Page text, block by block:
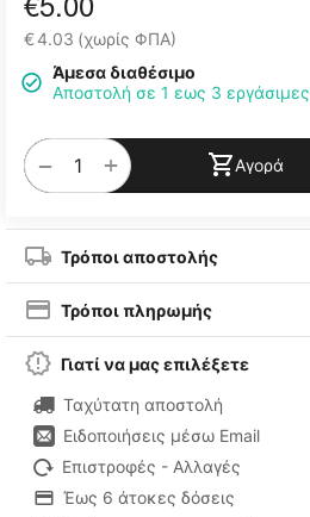
€4.03 (χωρίς ΦΠΑ)
Άμεσα διαθέσιμο
Αποστολή σε 1 εως 3 εργάσιμες
+
− Αγορά
Τρόποι αποστολής
Τρόποι πληρωμής
Γιατί να μας επιλέξετε
Ταχύτατη αποστολή
Ειδοποιήσεις μέσω Email
Επιστροφές - Αλλαγές
Έως 6 άτοκες δόσεις